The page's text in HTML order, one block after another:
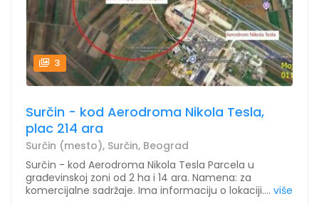
3
Surčin - kod Aerodroma Nikola Tesla,
plac 214 ara
Surčin (mesto), Surčin, Beograd
Surčin - kod Aerodroma Nikola Tesla Parcela u
građevinskoj zoni od 2 ha i 14 ara. Namena: za
komercijalne sadržaje. Ima informaciju o lokaciji.... više